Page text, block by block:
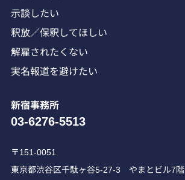
示談したい
釈放／保釈してほしい
解雇されたくない
実名報道を避けたい
新宿事務所
03-6276-5513
〒151-0051
東京都渋谷区千駄ヶ谷5-27-3 やまとビル7階